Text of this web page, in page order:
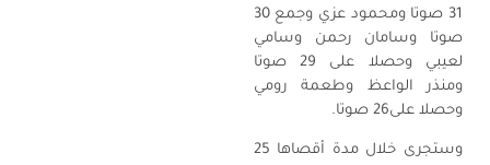
31 صوتا ومحمود عزي وجمع 30
صوتا وسامان رحمن وسامي
لعيبي وحصلا على 29 صوتا
ومنذر الواعظ وطعمة رومي
وحصلا على26 صوتا.
وستجرى خلال مدة أقصاها 25